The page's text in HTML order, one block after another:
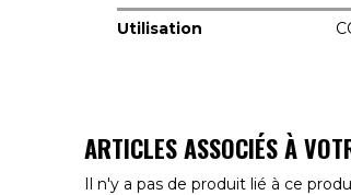
Utilisation
ARTICLES ASSOCIÉS À
Il n'y a pas de produit lié à ce